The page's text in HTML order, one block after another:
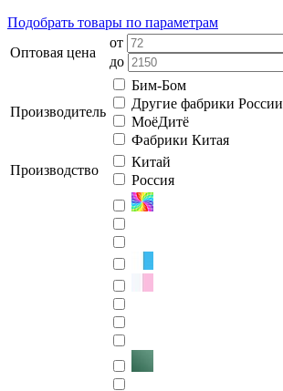
Подобрать товары по параметрам
Оптовая цена
от
до
Производитель
Бим-Бом
Другие фабрики России
МоёДитё
Фабрики Китая
Производство
Китай
Россия